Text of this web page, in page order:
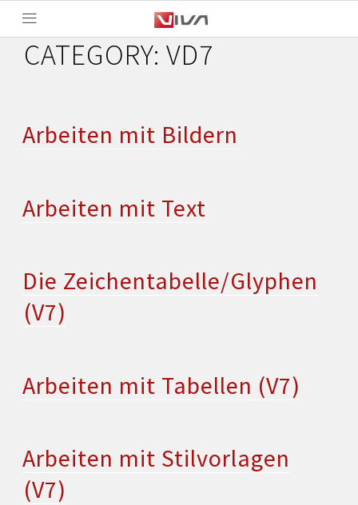
CATEGORY: VD7
Arbeiten mit Bildern
Arbeiten mit Text
Die Zeichentabelle/Glyphen
(V7)
Arbeiten mit Tabellen (V7)
Arbeiten mit Stilvorlagen
(V7)